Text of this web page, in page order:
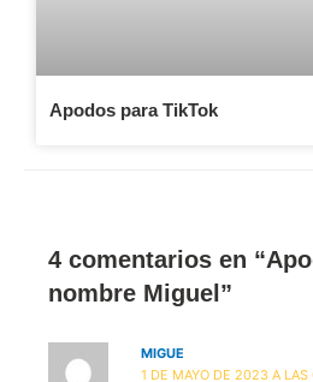
Apodos para TikTok
4 comentarios en
nombre Miguel”
MIGUE
1 DE MAYO DE 2023 A LAS